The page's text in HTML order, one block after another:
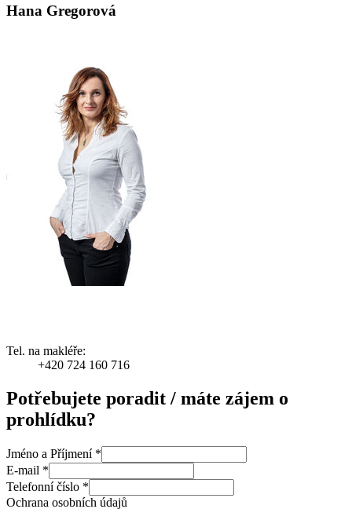
Hana Gregorová
Tel. na makléře:
+420 724 160 716
Potřebujete poradit / máte zájem o
prohlídku?
Jméno a Příjmení *
E-mail *
Telefonní číslo *
Ochrana osobních údajů